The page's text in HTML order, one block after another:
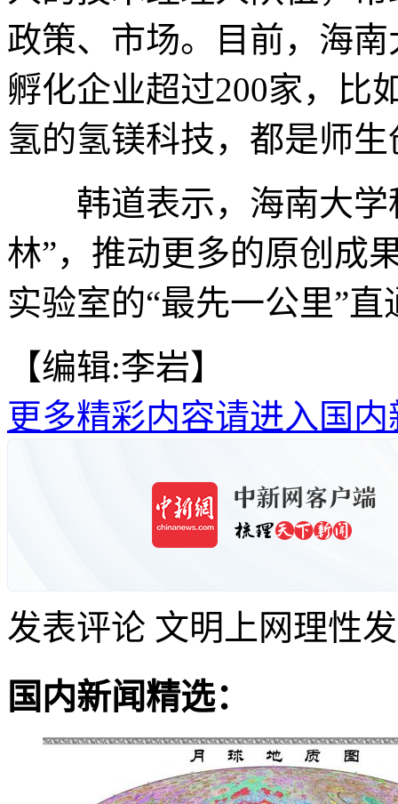
政策、市场。目前，海
孵化企业超过200家，比
氢的氢镁科技，都是师
韩道表示，海南大学
林”，推动更多的原创成
实验室的“最先一公里”
【编辑:李岩】
更多精彩内容请进入国内
发表评论 文明上网理性
国内新闻精选：